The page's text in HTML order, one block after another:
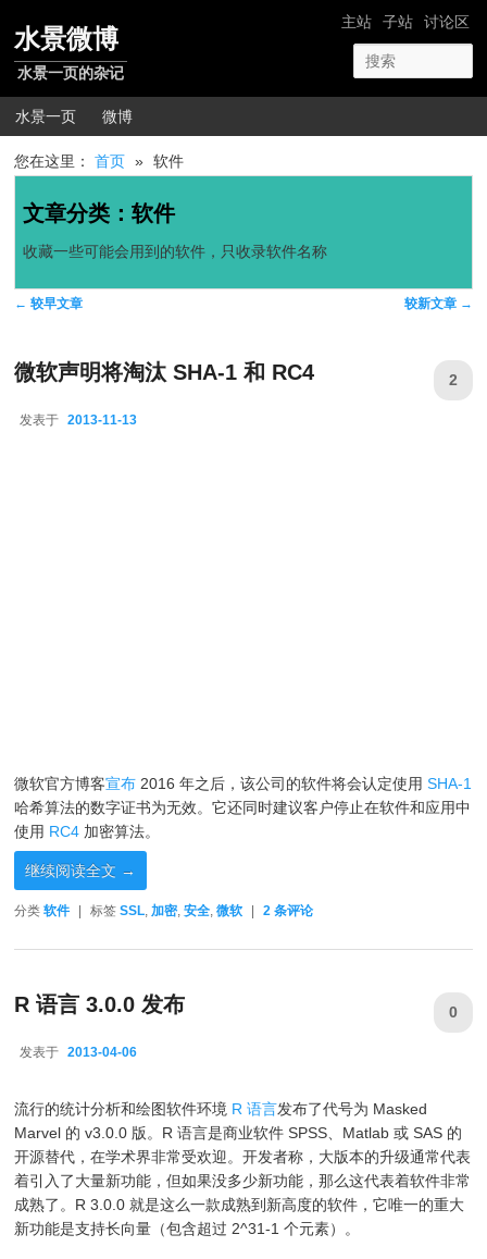
网站导航
主站 子站 讨论区
水景微博
水景一页的杂记
主菜单
水景一页 微博
您在这里：首页 » 软件
文章分类：软件
收藏一些可能会用到的软件，只收录软件名称
文章导航
← 较早文章 较新文章 →
微软声明将淘汰 SHA-1 和 RC4
发表于 2013-11-13
2
微软官方博客宣布 2016 年之后，该公司的软件将会认定使用SHA-1
哈希算法的数字证书为无效。它还同时建议客户停止在软件和应用中
使用 RC4 加密算法。
继续阅读全文 →
分类 软件 标签 SSL,加密,安全,微软 2 条评论
R 语言 3.0.0 发布
发表于 2013-04-06
0
流行的统计分析和绘图软件环境 R 语言发布了代号为 Masked
Marvel 的 v3.0.0 版。R 语言是商业软件 SPSS、Matlab 或 SAS 的
开源替代，在学术界非常受欢迎。开发者称，大版本的升级通常代表
着引入了大量新功能，但如果没多少新功能，那么这代表着软件非常
成熟了。R 3.0.0 就是这么一款成熟到新高度的软件，它唯一的重大
新功能是支持长向量（包含超过 2^31-1 个元素）。